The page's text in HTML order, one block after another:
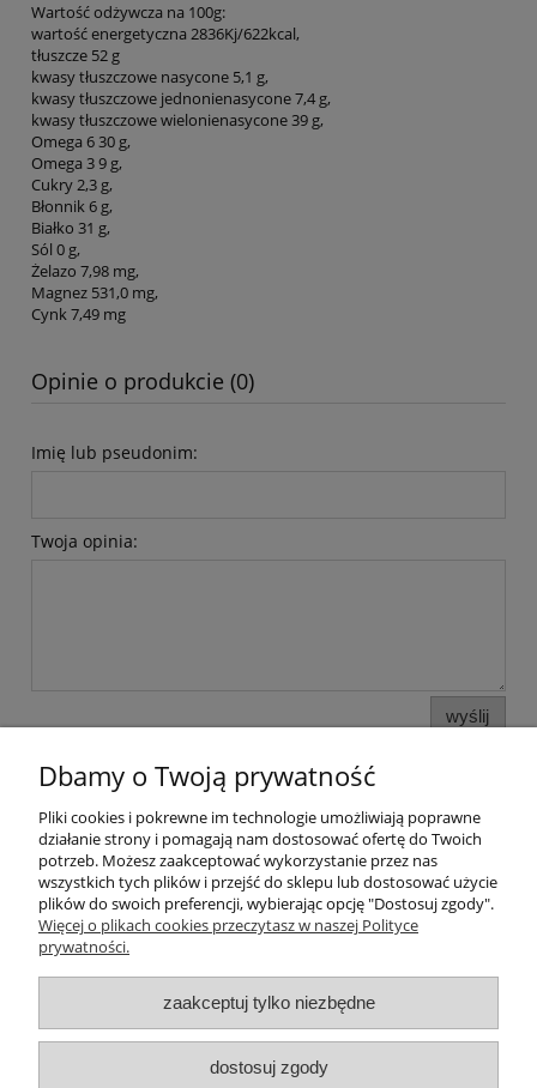
Wartość odżywcza na 100g:
wartość energetyczna 2836Kj/622kcal,
tłuszcze 52 g
kwasy tłuszczowe nasycone 5,1 g,
kwasy tłuszczowe jednonienasycone 7,4 g,
kwasy tłuszczowe wielonienasycone 39 g,
Omega 6 30 g,
Omega 3 9 g,
Cukry 2,3 g,
Błonnik 6 g,
Białko 31 g,
Sól 0 g,
Żelazo 7,98 mg,
Magnez 531,0 mg,
Cynk 7,49 mg
Opinie o produkcie (0)
Imię lub pseudonim:
Twoja opinia:
wyślij
Pomoc
Moje konto
Informacje
O nas
Dbamy o Twoją prywatność
Pliki cookies i pokrewne im technologie umożliwiają poprawne
działanie strony i pomagają nam dostosować ofertę do Twoich
potrzeb. Możesz zaakceptować wykorzystanie przez nas
wszystkich tych plików i przejść do sklepu lub dostosować użycie
plików do swoich preferencji, wybierając opcję "Dostosuj zgody".
Więcej o plikach cookies przeczytasz w naszej Polityce
prywatności.
zaakceptuj tylko niezbędne
dostosuj zgody